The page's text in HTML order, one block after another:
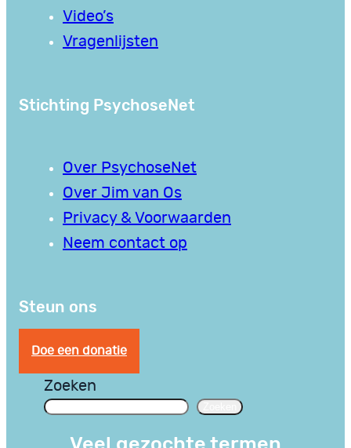
Video’s
Vragenlijsten
Stichting PsychoseNet
Over PsychoseNet
Over Jim van Os
Privacy & Voorwaarden
Neem contact op
Steun ons
Doe een donatie
Zoeken